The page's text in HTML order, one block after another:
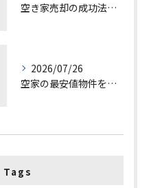
空き家売却の成功法と注意点
2026/07/26
空家の最安値物件を茨城県水戸市つくば市で探す方法と賢い売却ポイントを徹底解説
Tags